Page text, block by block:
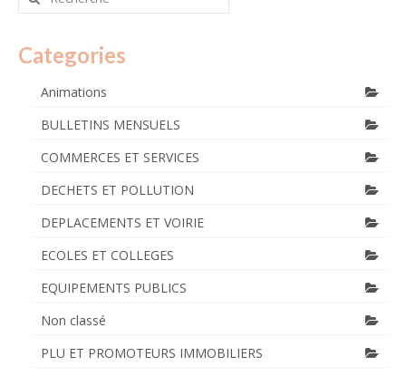
Categories
Animations
BULLETINS MENSUELS
COMMERCES ET SERVICES
DECHETS ET POLLUTION
DEPLACEMENTS ET VOIRIE
ECOLES ET COLLEGES
EQUIPEMENTS PUBLICS
Non classé
PLU ET PROMOTEURS IMMOBILIERS